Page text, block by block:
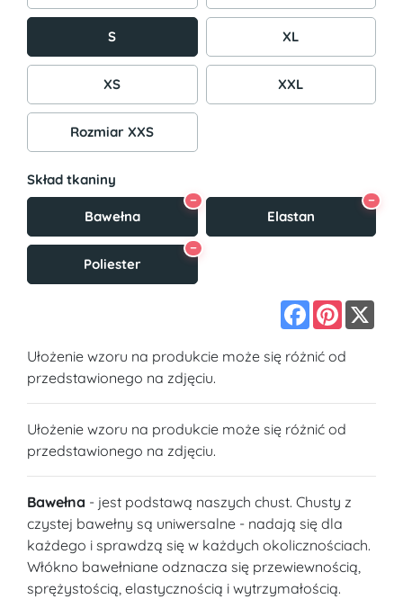
S XL
XS XXL
Rozmiar XXS
Skład tkaniny
Bawełna
−
Elastan
−
Poliester
−
Facebook
Pinterest
Ułożenie wzoru na produkcie może się różnić od
przedstawionego na zdjęciu.
Ułożenie wzoru na produkcie może się różnić od
przedstawionego na zdjęciu.
Bawełna - jest podstawą naszych chust. Chusty z
czystej bawełny są uniwersalne - nadają się dla
każdego i sprawdzą się w każdych okolicznościach.
Włókno bawełniane odznacza się przewiewnością,
sprężystością, elastycznością i wytrzymałością.